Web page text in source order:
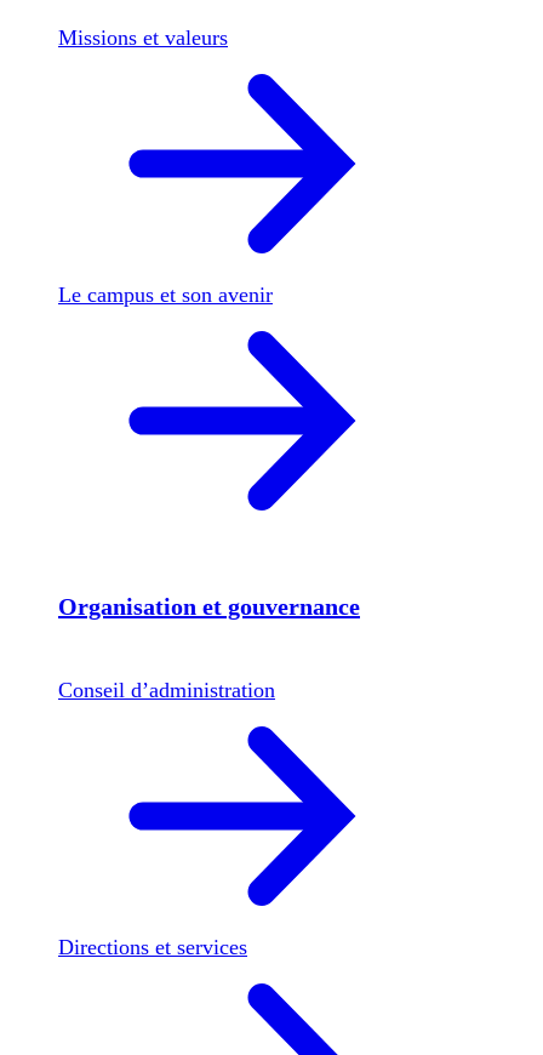
Missions et valeurs
Le campus et son avenir
Organisation et gouvernance
Conseil d’administration
Directions et services